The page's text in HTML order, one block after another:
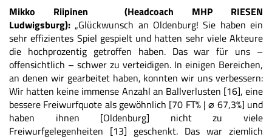
Mikko Riipinen (Headcoach MHP RIESEN
Ludwigsburg): „Glückwunsch an Oldenburg! Sie haben ein
sehr effizientes Spiel gespielt und hatten sehr viele Akteure
die hochprozentig getroffen haben. Das war für uns –
offensichtlich – schwer zu verteidigen. In einigen Bereichen,
an denen wir gearbeitet haben, konnten wir uns verbessern:
Wir hatten keine immense Anzahl an Ballverlusten [16], eine
bessere Freiwurfquote als gewöhnlich [70 FT% |⌀ 67,3%] und
haben ihnen [Oldenburg] nicht zu viele
Freiwurfgelegenheiten [13] geschenkt. Das war ziemlich